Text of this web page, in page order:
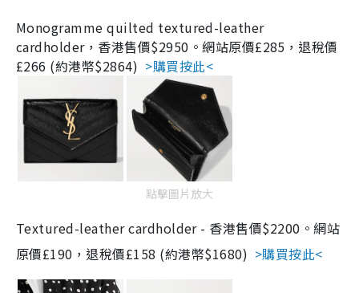
Monogramme quilted textured-leather
cardholder， 香港售價$2950。網站原價£285 ， 退稅價
£266 (約港幣$2864) >購買按此<
點擊圖片放大
Textured-leather cardholder - 香港售價$2200 。網站
原價£190 ， 退稅價£158 (約港幣$1680) >購買按此<